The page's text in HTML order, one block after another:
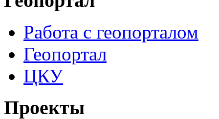
Работа с геопорталом
Геопортал
ЦКУ
Проекты